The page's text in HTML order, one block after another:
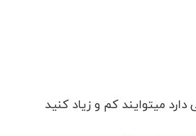
میتوایند کم و زیاد کنید